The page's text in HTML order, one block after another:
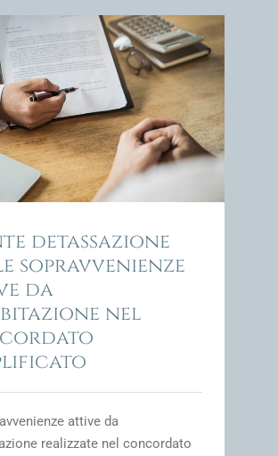
detassazione
sopravvenienze
da
nel
attive da
realizzate nel concordato